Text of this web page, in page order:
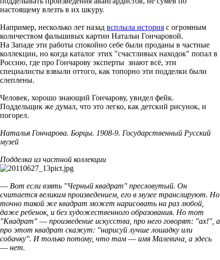
настоящему влезть в их шкуру.
Например, несколько лет назад всплыла история с огромным
количеством фальшивых картин Натальи Гончаровой.
На Западе эти работы спокойно себе были проданы в частные
коллекции, но когда каталог этих "счастливых находок" попал в
Россию, где про Гончарову эксперты знают всё, эти
специалисты взвыли оттого, как топорно эти подделки были
слеплены.
Человек, хорошо знающий Гончарову, увидел фейк.
Поддельщик же думал, что это легко, как детский рисунок, и
погорел.
Наталья Гончарова. Борцы. 1908-9. Государственный Русский
музей
Подделка из частной коллекции
— Вот если взять "Черный квадрат" пресловутый. Он
считается великим произведением, его в музее транслируют. Но
точно такой же квадрат может нарисовать на раз любой,
даже ребенок, и без художественного образования. Но тот
"Квадрат" — произведение искусства, про него говорят: "ах!", а
про этот квадрат скажут: "нарисуй лучше лошадку или
собачку". И только потому, что там — имя Малевича, а здесь
— нет.